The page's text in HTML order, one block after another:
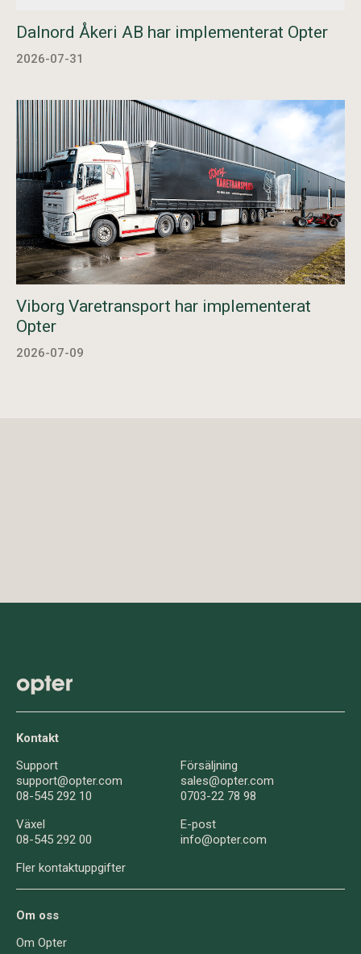
Dalnord Åkeri AB har implementerat Opter
2026-07-31
Viborg Varetransport har implementerat
Opter
2026-07-09
Kontakt
Support
support@opter.com
08-545 292 10
Försäljning
sales@opter.com
0703-22 78 98
Växel
08-545 292 00
E-post
info@opter.com
Fler kontaktuppgifter
Om oss
Om Opter